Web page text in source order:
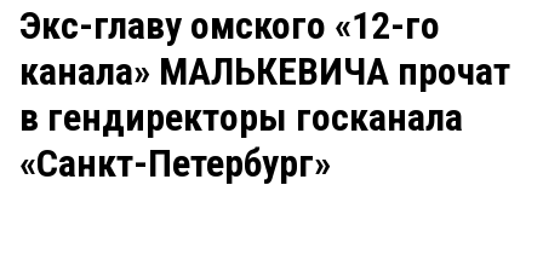
ЗАКОН
ПРОИСШЕСТВИЯ
Рейтинги
Блоги
Архив
Экс-главу омского «12-го
канала» МАЛЬКЕВИЧА прочат
в гендиректоры госканала
«Санкт-Петербург»